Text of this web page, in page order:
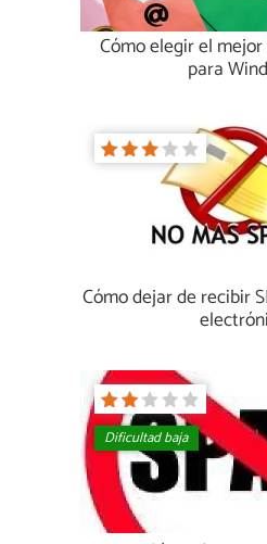
Cómo elegir el
para
Cómo dejar de recibir
Dificultad baja